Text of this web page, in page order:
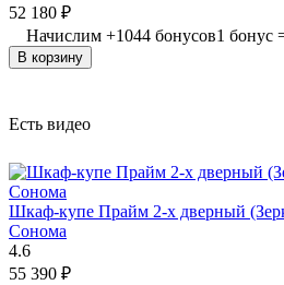
52 180 ₽
Начислим +1044 бонусов1 бонус
В корзину
Есть видео
Шкаф-купе Прайм 2-х дверный
Сонома
4.6
55 390 ₽